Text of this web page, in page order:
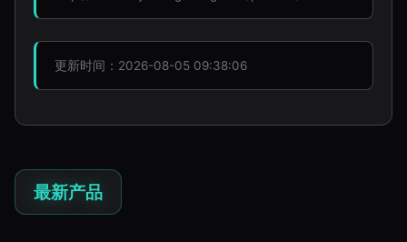
更新时间：2026-08-05 09:38:06
最新产品